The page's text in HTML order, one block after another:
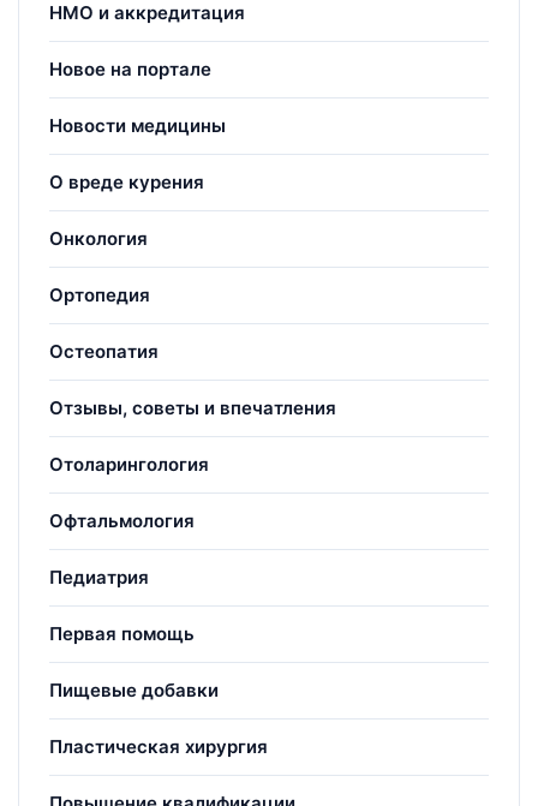
НМО и аккредитация
Новое на портале
Новости медицины
О вреде курения
Онкология
Ортопедия
Остеопатия
Отзывы, советы и впечатления
Отоларингология
Офтальмология
Педиатрия
Первая помощь
Пищевые добавки
Пластическая хирургия